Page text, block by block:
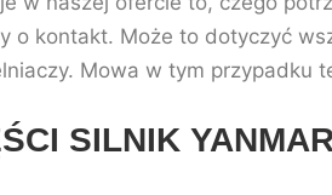
o kontakt. Może to dotyczyć
Mowa w tym przypadku
SILNIK YANMAR